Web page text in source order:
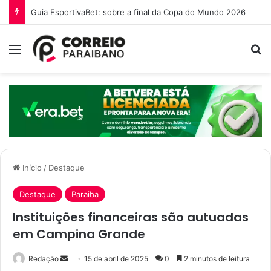
O que é a Ebinex e por que traders brasileiros estão migrando para ela em 2026
Menu
Início / Destaque
Destaque Paraiba
Instituições financeiras são autuadas
em Campina Grande
Redação 15 de abril de 2025 0 2 minutos de leitura